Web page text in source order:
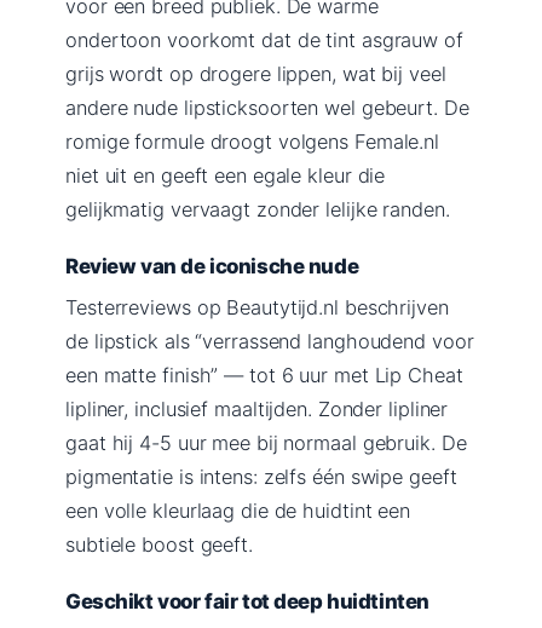
voor een breed publiek. De warme
ondertoon voorkomt dat de tint asgrauw of
grijs wordt op drogere lippen, wat bij veel
andere nude lipsticksoorten wel gebeurt. De
romige formule droogt volgens Female.nl
niet uit en geeft een egale kleur die
gelijkmatig vervaagt zonder lelijke randen.
Review van de iconische nude
Testerreviews op Beautytijd.nl beschrijven
de lipstick als “verrassend langhoudend voor
een matte finish” — tot 6 uur met Lip Cheat
lipliner, inclusief maaltijden. Zonder lipliner
gaat hij 4-5 uur mee bij normaal gebruik. De
pigmentatie is intens: zelfs één swipe geeft
een volle kleurlaag die de huidtint een
subtiele boost geeft.
Geschikt voor fair tot deep huidtinten